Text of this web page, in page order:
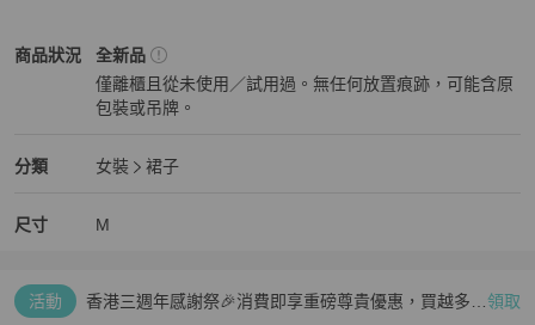
商品狀況
女裝商品狀態與細節
全新品
僅離櫃且從未使用／試用過。無任何放置痕跡，可能含原
包裝或吊牌。
分類
女裝分類資訊女裝
裙子
尺寸
M
活動
香港三週年感謝祭🎉消費即享重磅尊貴優惠，買越多、 領取